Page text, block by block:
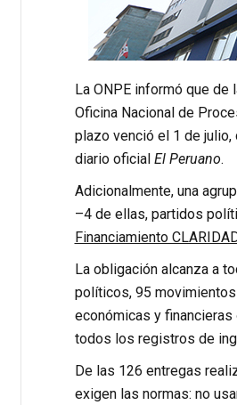
La ONPE informó que
Oficina Nacional de
plazo venció el 1 de julio,
diario oficial El Peruano.
Adicionalmente, una
–4 de ellas, partidos
Financiamiento
La obligación alcanza a
políticos, 95
económicas y
todos los registros de
De las 126 entregas
exigen las normas: no